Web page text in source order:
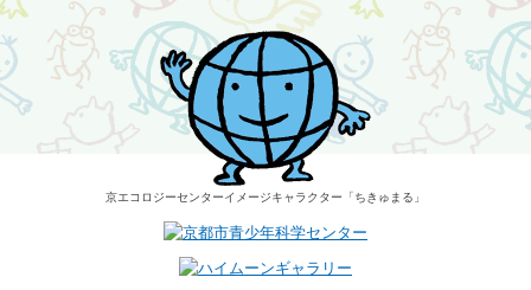
京エコロジーセンターイメージキャラクター 「ちきゅまる」